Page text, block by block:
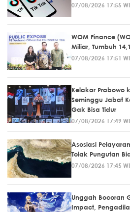
07/08/2026 17:55
WOM Finance
Miliar, Tumbuh
07/08/2026 17:51
Kelakar Prabowo
Seminggu Jabat
Gak Bisa Tidur
07/08/2026 17:49
Asosiasi
Tolak Pungutan
07/08/2026 17:45
Unggah Bocoran
Impact,